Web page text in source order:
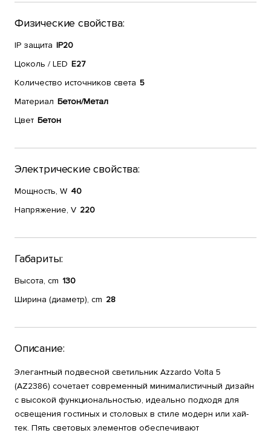
Физические свойства:
IP защита IP20
Цоколь / LED E27
Количество источников света 5
Материал Бетон/Метал
Цвет Бетон
Электрические свойства:
Мощность, W 40
Напряжение, V 220
Габариты:
Высота, cm 130
Ширина (диаметр), cm 28
Описание:
Элегантный подвесной светильник Azzardo Volta 5
(AZ2386) сочетает современный минималистичный дизайн
с высокой функциональностью, идеально подходя для
освещения гостиных и столовых в стиле модерн или хай-
тек. Пять световых элементов обеспечивают